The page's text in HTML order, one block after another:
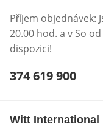
Příjem objednávek:
20.00 hod. a v So
dispozici!
Telefonní číslo:
374 619 900
Witt International